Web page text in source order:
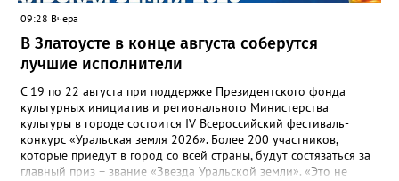
09:28 Вчера
В Златоусте в конце августа соберутся
лучшие исполнители
С 19 по 22 августа при поддержке Президентского фонда
культурных инициатив и регионального Министерства
культуры в городе состоится IV Всероссийский фестиваль-
конкурс «Уральская земля 2026». Более 200 участников,
которые приедут в город со всей страны, будут состязаться за
главный приз – звание «Звезда Уральской земли». «Это не